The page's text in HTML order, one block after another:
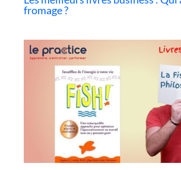
fromage ?